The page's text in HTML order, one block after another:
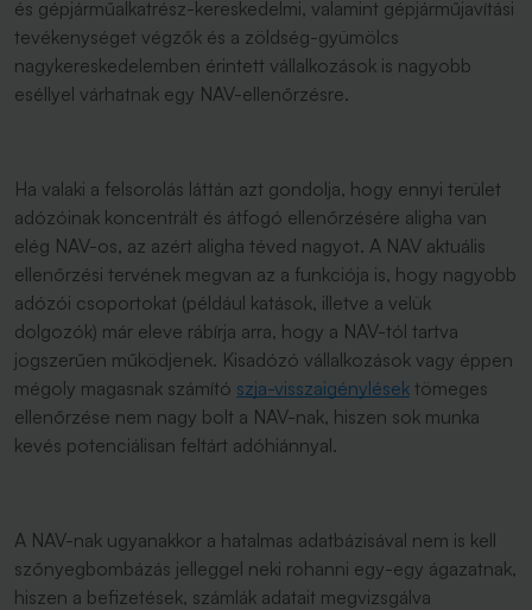
és gépjárműalkatrész-kereskedelmi, valamint gépjárműjavítási
tevékenységet végzők és a zöldség-gyümölcs
nagykereskedelemben érintett vállalkozások is nagyobb
eséllyel várhatnak egy NAV-ellenőrzésre.
Ha valaki a felsorolás láttán azt gondolja, hogy ennyi terület
adózóinak koncentrált és átfogó ellenőrzésére aligha van
elég NAV-os, az azért aligha téved nagyot. A NAV aktuális
ellenőrzési tervének megvan az a funkciója is, hogy nagyobb
adózói csoportokat (például katások, illetve a velük
dolgozók) már eleve rábírja arra, hogy a NAV-tól tartva
jogszerűen működjenek. Kisadózó vállalkozások vagy éppen
mégoly magasnak számító szja-visszaigénylések tömeges
ellenőrzése nem nagy bolt a NAV-nak, hiszen sok munka
kevés potenciálisan feltárt adóhiánnyal.
A NAV-nak ugyanakkor a hatalmas adatbázisával nem is kell
szőnyegbombázás jelleggel neki rohanni egy-egy ágazatnak,
hiszen a befizetések, számlák adatait megvizsgálva